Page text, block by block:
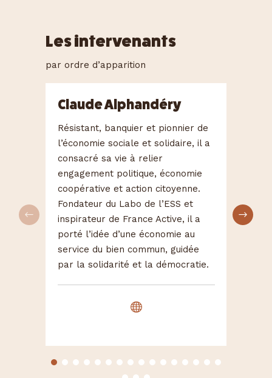
Les intervenants
par ordre d’apparition
Claude Alphandéry
Résistant, banquier et pionnier de
l’économie sociale et solidaire, il a
consacré sa vie à relier
engagement politique, économie
coopérative et action citoyenne.
Fondateur du Labo de l’ESS et
inspirateur de France Active, il a
porté l’idée d’une économie au
service du bien commun, guidée
par la solidarité et la démocratie.
